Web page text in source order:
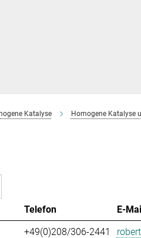
Katalyse Homogene Katalyse
Telefon E-
+49(0)208/306-2441